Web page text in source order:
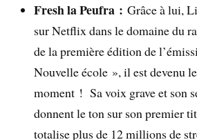
Fresh la Peufra :Grâce à lui,
sur Netflix dans le domaine du
de la première édition de
Nouvelle école », il est devenu
moment ! Sa voix grave et son
donnent le ton sur son premier
totalise plus de 12 millions de